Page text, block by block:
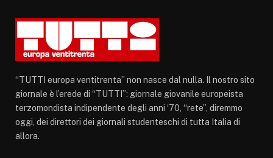
“TUTTI europa ventitrenta” non nasce dal nulla. Il nostro sito
giornale è l’erede di “TUTTI”: giornale giovanile europeista
terzomondista indipendente degli anni ‘70, “rete”, diremmo
oggi, dei direttori dei giornali studenteschi di tutta Italia di
allora.